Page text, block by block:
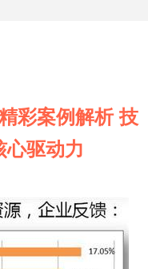
彩案例解析 技
心驱动力